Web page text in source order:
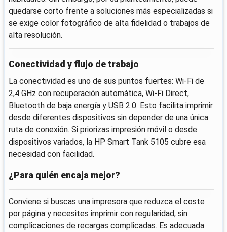
quedarse corto frente a soluciones más especializadas si
se exige color fotográfico de alta fidelidad o trabajos de
alta resolución.
Conectividad y flujo de trabajo
La conectividad es uno de sus puntos fuertes: Wi‑Fi de
2,4 GHz con recuperación automática, Wi‑Fi Direct,
Bluetooth de baja energía y USB 2.0. Esto facilita imprimir
desde diferentes dispositivos sin depender de una única
ruta de conexión. Si priorizas impresión móvil o desde
dispositivos variados, la HP Smart Tank 5105 cubre esa
necesidad con facilidad.
¿Para quién encaja mejor?
Conviene si buscas una impresora que reduzca el coste
por página y necesites imprimir con regularidad, sin
complicaciones de recargas complicadas. Es adecuada